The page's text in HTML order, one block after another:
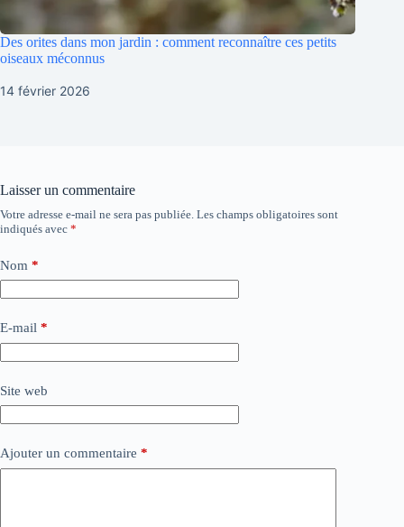
Des orites dans mon jardin : comment reconnaître ces petits
oiseaux méconnus
14 février 2026
Laisser un commentaire
Votre adresse e-mail ne sera pas publiée. Les champs obligatoires sont
indiqués avec *
Nom *
E-mail *
Site web
Ajouter un commentaire *